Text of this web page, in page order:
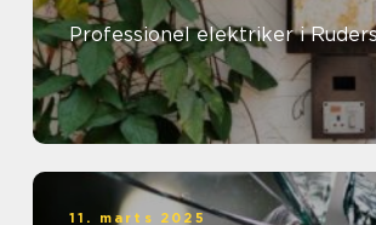
Professionel elektriker i
11. marts 2025